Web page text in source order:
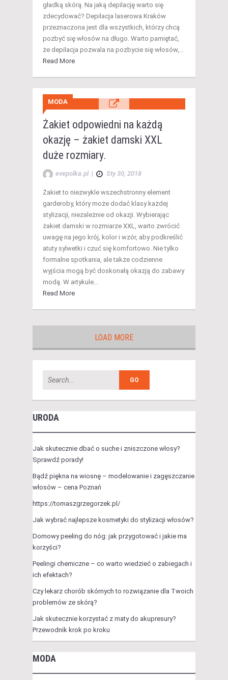
gładką skórą. Na jaką depilację warto się
zdecydować? Depilacja laserowa Kraków
przeznaczona jest dla wszystkich, którzy chcą
pozbyć się włosów na długo. Warto pamiętać,
że depilacja pozwala na pozbycie się włosów,…
Read More
MODA
Żakiet odpowiedni na każdą
okazję – żakiet damski XXL
duże rozmiary.
evepolka.pl | Sty 30, 2018
Żakiet to niezwykle wszechstronny element
garderoby, który może dodać klasy każdej
stylizacji, niezależnie od okazji. Wybierając
żakiet damski w rozmiarze XXL, warto zwrócić
uwagę na jego krój, kolor i wzór, aby podkreślić
atuty sylwetki i czuć się komfortowo. Nie tylko
formalne spotkania, ale także codzienne
wyjścia mogą być doskonałą okazją do zabawy
modą. W artykule…
Read More
LOAD MORE
URODA
Jak skutecznie dbać o suche i zniszczone włosy?
Sprawdź porady!
Bądź piękna na wiosnę – modelowanie i zagęszczanie
włosów – cena Poznań
https://tomaszgrzegorzek.pl/
Jak wybrać najlepsze kosmetyki do stylizacji włosów?
Domowy peeling do nóg: jak przygotować i jakie ma
korzyści?
Peelingi chemiczne – co warto wiedzieć o zabiegach i
ich efektach?
Czy lekarz chorób skórnych to rozwiązanie dla Twoich
problemów ze skórą?
Jak skutecznie korzystać z maty do akupresury?
Przewodnik krok po kroku
MODA